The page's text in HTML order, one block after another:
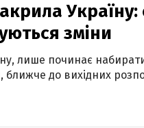
зміни
лише починає
до вихідних